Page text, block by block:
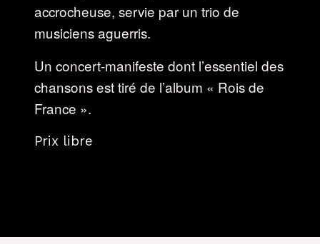
accrocheuse, servie par un trio de
musiciens aguerris.
Un concert-manifeste dont l’essentiel des
chansons est tiré de l’album « Rois de
France ».
Prix libre